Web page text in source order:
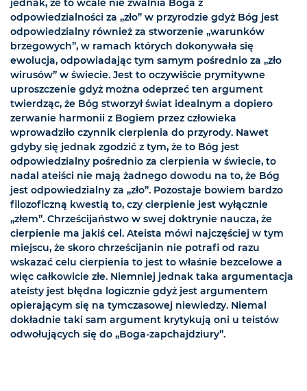
jednak, że to wcale nie zwalnia Boga z
odpowiedzialności za „zło” w przyrodzie gdyż Bóg jest
odpowiedzialny również za stworzenie „warunków
brzegowych”, w ramach których dokonywała się
ewolucja, odpowiadając tym samym pośrednio za „zło
wirusów” w świecie. Jest to oczywiście prymitywne
uproszczenie gdyż można odeprzeć ten argument
twierdząc, że Bóg stworzył świat idealnym a dopiero
zerwanie harmonii z Bogiem przez człowieka
wprowadziło czynnik cierpienia do przyrody. Nawet
gdyby się jednak zgodzić z tym, że to Bóg jest
odpowiedzialny pośrednio za cierpienia w świecie, to
nadal ateiści nie mają żadnego dowodu na to, że Bóg
jest odpowiedzialny za „zło”. Pozostaje bowiem bardzo
filozoficzną kwestią to, czy cierpienie jest wyłącznie
„złem”. Chrześcijaństwo w swej doktrynie naucza, że
cierpienie ma jakiś cel. Ateista mówi najczęściej w tym
miejscu, że skoro chrześcijanin nie potrafi od razu
wskazać celu cierpienia to jest to właśnie bezcelowe a
więc całkowicie złe. Niemniej jednak taka argumentacja
ateisty jest błędna logicznie gdyż jest argumentem
opierającym się na tymczasowej niewiedzy. Niemal
dokładnie taki sam argument krytykują oni u teistów
odwołujących się do „Boga-zapchajdziury”.